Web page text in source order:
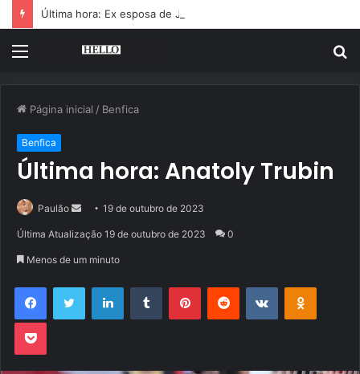
Menu
Página inicial / Benfica
Benfica
Última hora: Anatoly Trubin
Paulão
Mande
mail
19 de outubro de 2023
Última Atualização 19 de outubro de 2023 0
Menos de um minuto
FacebookTwitter LinkedinTumblr PinterestReddit VK OK
Pocket